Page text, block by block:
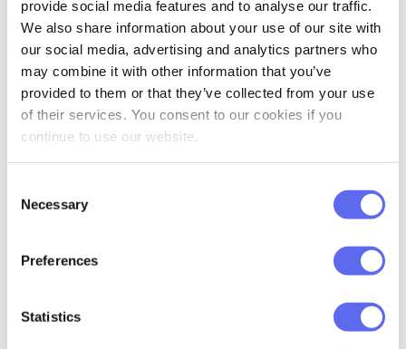
provide social media features and to analyse our traffic.
We also share information about your use of our site with
our social media, advertising and analytics partners who
may combine it with other information that you’ve
provided to them or that they’ve collected from your use
of their services. You consent to our cookies if you
continue to use our website.
Selection
Necessary
Preferences
Statistics
que te des cuenta. Después de instalarlo,
obtendrá una paleta de colores aleatoria
cada vez que se abra una nueva pestaña.
A mí me parece una buena manera de
empezar el día y subconscientemente
entender mejor cómo funcionan juntas las
Paletton
Esta entrada fue el mayor y más grande
descubrimiento para mí al trabajar en el
artículo. Por mucho que me encantaría
ocultártelo, conoce a Paletton, un sitio